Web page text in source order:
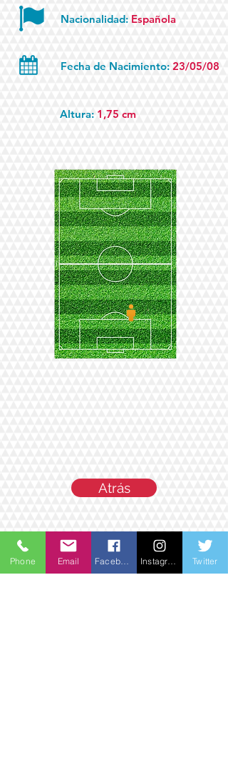
Nacionalidad: Española
Fecha de Nacimiento: 23/05/08
Altura: 1,75 cm
Atrás
Phone Email Twitter